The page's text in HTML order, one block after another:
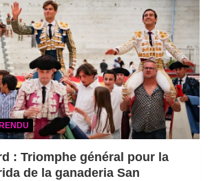
: Triomphe général pour la
de la ganaderia San